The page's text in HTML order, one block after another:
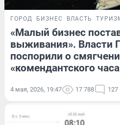
ГОРОД БИЗНЕС ВЛАСТЬ
«Малый бизнес
выживания». Власти
поспорили о
«комендантского
4 мая, 2026, 19:47 17 788 127